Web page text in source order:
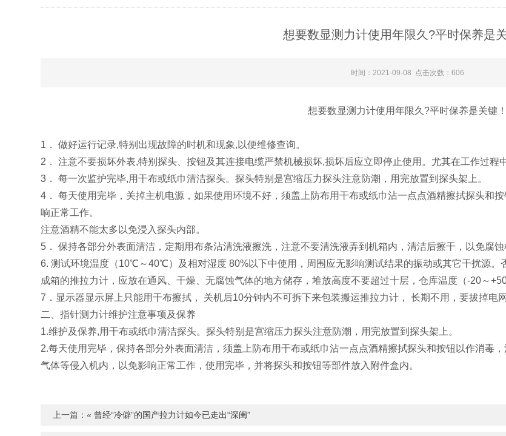
想要数显测力计使用年限久?平时保养是关
时间：2021-09-08 点击次数：606
想要数显测力计使用年限久?平时保养是关键！
1． 做好运行记录,特别出现故障的时机和现象,以便维修查询。
2． 注意不要损坏外表,特别探头、按钮及其连接电缆严禁机械损坏,损坏后应立即停止使用。尤其在工作过程
3． 每一次监护完毕,用干布或纸巾清洁探头。探头特别是宫缩压力探头注意防潮，用完放置到探头架上。
4． 每天使用完毕，关掉主机电源，如果使用环境不好，须盖上防布用干布或纸巾沾一点点酒精擦拭探头和
响正常工作。
注意酒精不能太多以免浸入探头内部。
5． 保持各部分外表面清洁，定期用布条沾清洗液擦洗，注意不要清洗液弄到机箱内，清洁后擦干，以免腐蚀
6. 测试环境温度（10℃～40℃）及相对湿度 80%以下中使用，周围应无影响测试结果的振动或其它干扰源
成箱的推拉力计，应放在通风、干燥、无腐蚀气体的地方储存，堆放高度不要超过十层，仓库温度（-20～
7．显示器显示屏上只能用干布擦拭， 关机后10分钟内不可拆下来包装搬运推拉力计， 长期不用，要拔掉电
二、指针测力计维护注意事项及保养
1.维护及保养,用干布或纸巾清洁探头。探头特别是宫缩压力探头注意防潮，用完放置到探头架上。
2.每天使用完毕，保持各部分外表面清洁，须盖上防布用干布或纸巾沾一点点酒精擦拭探头和按钮以作消毒
气体等侵入机内，以免影响正常工作，使用完毕，并将探头和按钮等部件放入附件盒内。
上一篇：« 曾经“冷僻”的国产拉力计如今已走出“深闺”